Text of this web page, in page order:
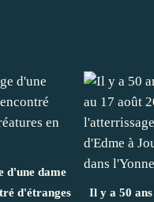
d'une dame
d'étranges
Il y a 50